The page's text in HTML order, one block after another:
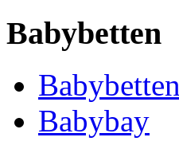
Babybetten
Babybetten
Babybay